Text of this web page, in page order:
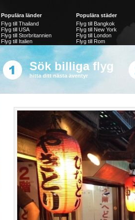
Populära länder
Flyg till Thailand
Flyg till USA
Flyg till Storbritannien
Flyg till Italien
Flyg till Japan
Flyg till Filippinerna
Populära städer
Flyg till Bangkok
Flyg till New York
Flyg till London
Flyg till Rom
Flyg till Tokyo
Jämför alla billiga flygbiljetter
Vi hjälper dig att hitta nätets bästa flygbiljetter bland
gör du smidigt genom att klicka dig vidare till en av våra
© 2007-2026 allaflygbiljetter.se
Sök billiga flyg
hitta ditt nästa äventyr